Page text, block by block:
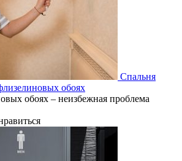
Спальня
обоях
обоях – неизбежная проблема